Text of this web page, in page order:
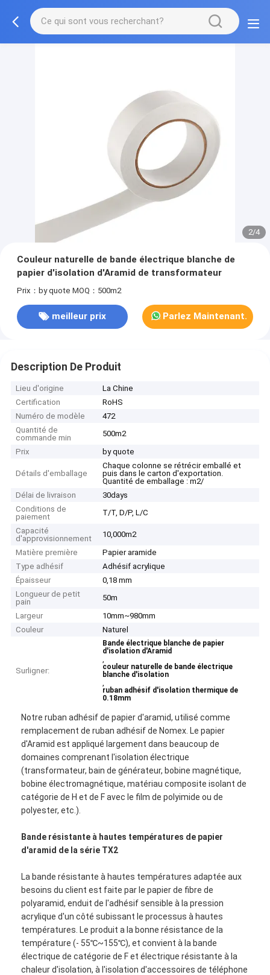
2/4
Couleur naturelle de bande électrique blanche de
papier d'isolation d'Aramid de transformateur
Prix：by quote MOQ：500m2
meilleur prix Parlez Maintenant.
Description De Produit
Lieu d'origine
La Chine
Certification
RoHS
Numéro de modèle
472
Quantité de
commande min
500m2
Prix
by quote
Détails d'emballage
Chaque colonne se rétrécir emballé et
puis dans le carton d'exportation.
Quantité de emballage : m2/
Délai de livraison
30days
Conditions de
paiement
T/T, D/P, L/C
Capacité
d'approvisionnement
10,000m2
Matière première
Papier aramide
Type adhésif
Adhésif acrylique
Épaisseur
0,18 mm
Longueur de petit
pain
50m
Largeur
10mm~980mm
Couleur
Naturel
Surligner:
Bande électrique blanche de papier
d'isolation d'Aramid
,
couleur naturelle de bande électrique
blanche d'isolation
,
ruban adhésif d'isolation thermique de
0.18mm
Notre ruban adhésif de papier d'aramid, utilisé comme
remplacement de ruban adhésif de Nomex. Le papier
d'Aramid est appliqué largement dans beaucoup de
domaines comprenant l'isolation électrique
(transformateur, bain de générateur, bobine magnétique,
bobine électromagnétique, matériau composite isolant de
catégorie de H et de F avec le film de polyimide ou de
polyester, etc.).
Bande résistante à hautes températures de papier
d'aramid de la série TX2
La bande résistante à hautes températures adaptée aux
besoins du client est faite par le papier de fibre de
polyaramid, enduit de l'adhésif sensible à la pression
acrylique d'un côté subissant le processus à hautes
températures. Le produit a la bonne résistance de la
température (- 55℃~155℃), et convient à la bande
électrique de catégorie de F et électrique résistante à la
chaleur d'isolation, à l'isolation d'accessoires de téléphone